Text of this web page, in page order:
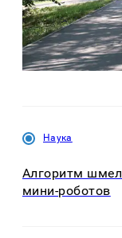
Наука
Алгоритм
мини-роботов